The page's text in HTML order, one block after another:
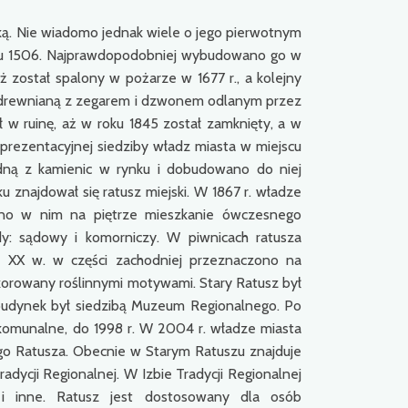
Nie wiadomo jednak wiele o jego pierwotnym
Najprawdopodobniej wybudowano go w
został spalony w pożarze w 1677 r., a kolejny
z zegarem i dzwonem odlanym przez
ruinę, aż w roku 1845 został zamknięty, a w
siedziby władz miasta w miejscu
z kamienic w rynku i dobudowano do niej
się ratusz miejski. W 1867 r. władze
w nim na piętrze mieszkanie ówczesnego
sądowy i komorniczy. W piwnicach ratusza
w. w części zachodniej przeznaczono na
roślinnymi motywami. Stary Ratusz był
był siedzibą Muzeum Regionalnego. Po
do 1998 r. W 2004 r. władze miasta
Ratusza. Obecnie w Starym Ratuszu znajduje
Regionalnej. W Izbie Tradycji Regionalnej
inne. Ratusz jest dostosowany dla osób